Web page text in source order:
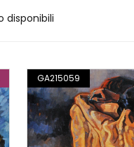
disponibili
GA215059